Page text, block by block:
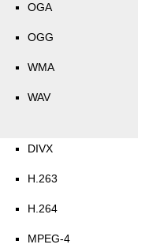
OGA
OGG
WMA
WAV
DIVX
H.263
H.264
MPEG-4